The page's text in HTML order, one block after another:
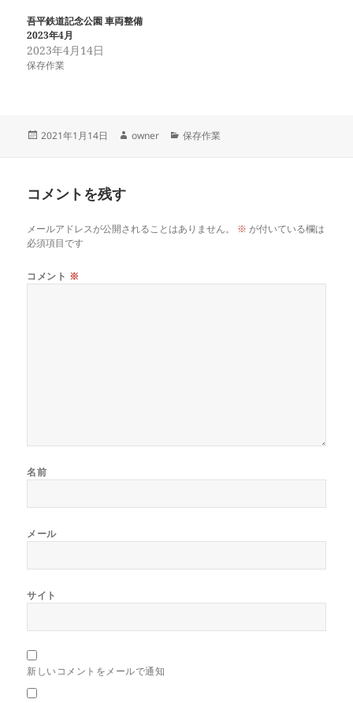
吾平鉄道記念公園 車両整備
2023年4月
2023年4月14日
保存作業
投
2021年1月14日
作
owner
カ
保存作業
コメントを残す
メールアドレスが公開されることはありません。 ※ が付いている欄は
必須項目です
コメント ※
名前
メール
サイト
新しいコメントをメールで通知